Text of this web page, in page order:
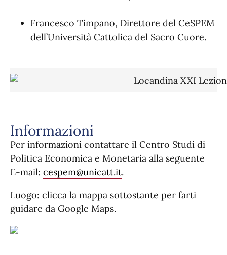
Francesco Timpano, Direttore del CeSPEM
dell’Università Cattolica del Sacro Cuore.
Informazioni
Per informazioni contattare il Centro Studi di
Politica Economica e Monetaria alla seguente
E-mail: cespem@unicatt.it.
Luogo: clicca la mappa sottostante per farti
guidare da Google Maps.